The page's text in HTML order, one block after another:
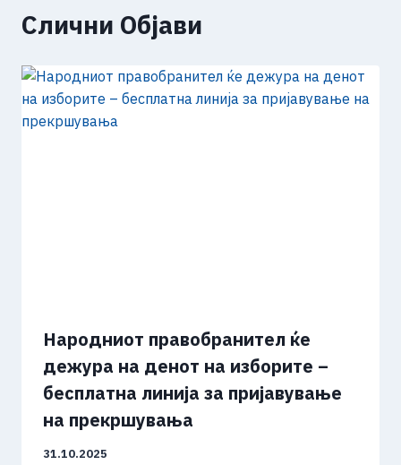
Слични Објави
Народниот правобранител ќе
дежура на денот на изборите –
бесплатна линија за пријавување
на прекршувања
31.10.2025